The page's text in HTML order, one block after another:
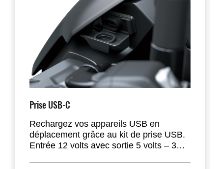
Prise USB-C
Rechargez vos appareils USB en
déplacement grâce au kit de prise USB.
Entrée 12 volts avec sortie 5 volts – 3